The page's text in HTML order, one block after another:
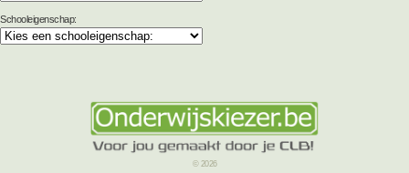
Schooleigenschap:
© 2026